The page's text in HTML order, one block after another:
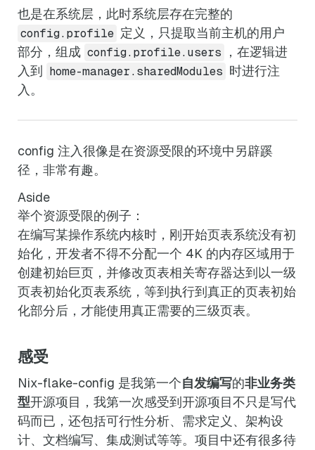
也是在系统层，此时系统层存在完整的
config.profile 定义，只提取当前主机的用户
部分，组成 config.profile.users
，在逻辑进
入到
home-manager.sharedModules 时进行注
入。
config 注入很像是在资源受限的环境中另辟蹊
径，非常有趣。
Aside
举个资源受限的例子：
在编写某操作系统内核时，刚开始页表系统没有初
始化，开发者不得不分配一个 4K 的内存区域用于
创建初始巨页，并修改页表相关寄存器达到以一级
页表初始化页表系统，等到执行到真正的页表初始
化部分后，才能使用真正需要的三级页表。
感受
Nix-flake-config 是我第一个自发编写的非业务类
型开源项目，我第一次感受到开源项目不只是写代
码而已，还包括可行性分析、需求定义、架构设
计、文档编写、集成测试等等。项目中还有很多待